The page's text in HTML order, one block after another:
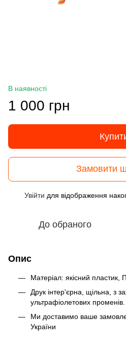
В наявності
1 000 грн
Замовити
Увійти для відображення
До обраного
Опис
Матеріал: якісний пластик,
Друк інтер'єрна, щільна, з
ультрафіолетових променів.
Ми доставимо ваше
України